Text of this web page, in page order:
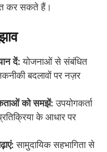
कर सकते हैं।
दें: योजनाओं से संबंधित
बदलावों पर नज़र
को समझें: उपयोगकर्ता
के आधार पर
: सामुदायिक सहभागिता से